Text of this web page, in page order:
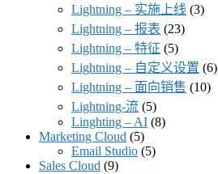
Lightning – 实施上线 (3)
Lightning – 报表 (23)
Lightning – 特征 (5)
Lightning – 自定义设置 (6)
Lightning – 面向销售 (10)
Lightning-流 (5)
Linghting – AI (8)
Marketing Cloud (5)
Email Studio (5)
Sales Cloud (9)